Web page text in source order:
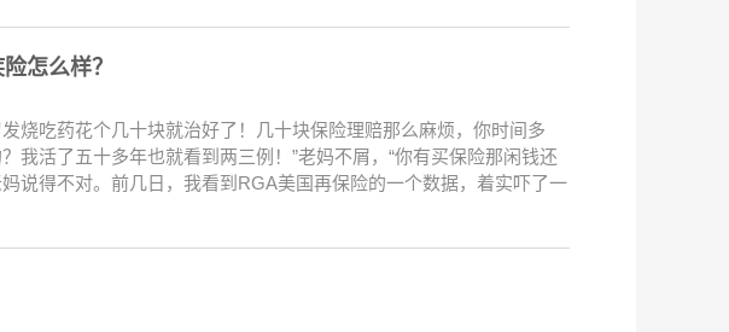
怎么样？
烧吃药花个几十块就治好了！几十块保险理赔那么麻烦，你时间多
我活了五十多年也就看到两三例！”老妈不屑，“你有买保险那闲钱还
说得不对。前几日，我看到RGA美国再保险的一个数据，着实吓了一